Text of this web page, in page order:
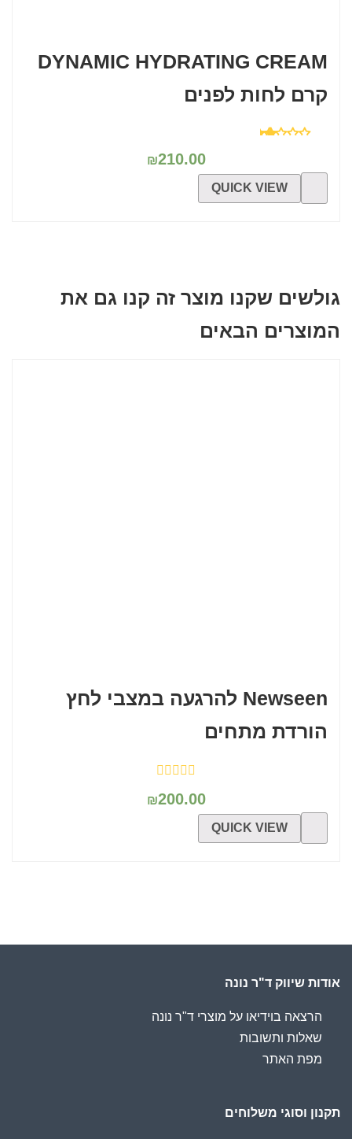
DYNAMIC HYDRATING CREAM
קרם לחות לפנים
מתוך 5
₪210.00
QUICK VIEW
גולשים שקנו מוצר זה קנו גם את
המוצרים הבאים
Newseen להרגעה במצבי לחץ
הורדת מתחים
₪200.00
QUICK VIEW
אודות שיווק ד"ר נונה
הרצאה בוידיאו על מוצרי ד"ר נונה
שאלות ותשובות
מפת האתר
תקנון וסוגי משלוחים